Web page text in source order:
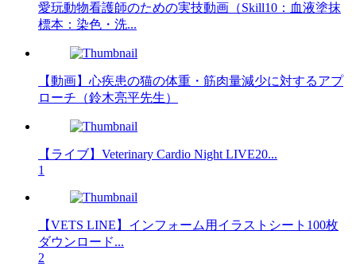
愛玩動物看護師のための実技動画（Skill10：血液塗抹
標本：染色・洗...
【動画】心疾患の猫の体重・筋肉量減少に対するアプ
ローチ（鈴木亮平先生）
【ライブ】Veterinary Cardio Night LIVE20...
1
【VETS LINE】インフォーム用イラストシート100枚
ダウンロード...
2